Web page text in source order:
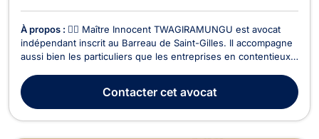
À propos : 👨‍⚖️ Maître Innocent TWAGIRAMUNGU est avocat
indépendant inscrit au Barreau de Saint-Gilles. Il accompagne
aussi bien les particuliers que les entreprises en contentieux
plusieurs branches du droit. 🔹 Domaines d’intervention : ✅
Droit des sociétés– Création d’entreprises...
Contactercet avocat